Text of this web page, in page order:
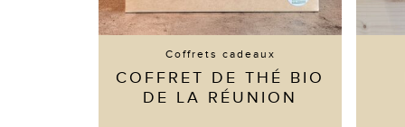
Coffrets cadeaux
COFFRET DE THÉ BIO
DE LA RÉUNION